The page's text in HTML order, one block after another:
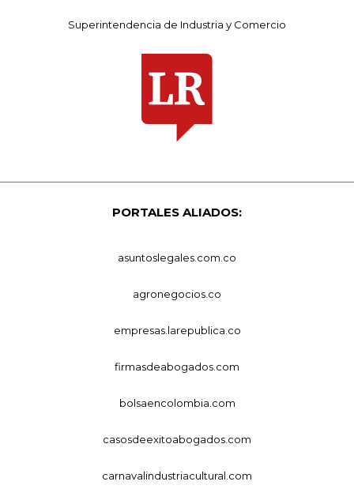
Superintendencia de Industria y Comercio
PORTALES ALIADOS:
asuntoslegales.com.co
agronegocios.co
empresas.larepublica.co
firmasdeabogados.com
bolsaencolombia.com
casosdeexitoabogados.com
carnavalindustriacultural.com